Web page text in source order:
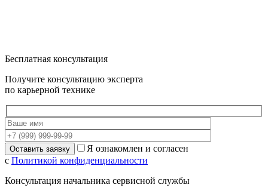
Бесплатная консультация
Получите консультацию эксперта
по карьерной технике
Я ознакомлен и согласен
с Политикой конфиденциальности
Консультация начальника сервисной службы